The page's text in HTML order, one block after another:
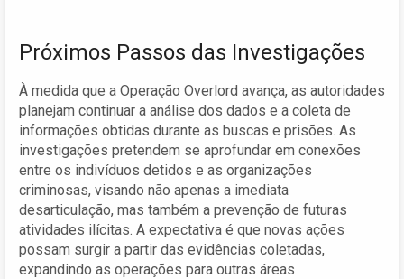
Próximos Passos das Investigações
À medida que a Operação Overlord avança, as autoridades
planejam continuar a análise dos dados e a coleta de
informações obtidas durante as buscas e prisões. As
investigações pretendem se aprofundar em conexões
entre os indivíduos detidos e as organizações
criminosas, visando não apenas a imediata
desarticulação, mas também a prevenção de futuras
atividades ilícitas. A expectativa é que novas ações
possam surgir a partir das evidências coletadas,
expandindo as operações para outras áreas